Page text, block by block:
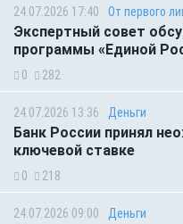
24.07.2026 17:40 От первого
Экспертный совет
программы «Единой
0 282
24.07.2026 13:36 Деньги
Банк России принял
ключевой ставке
0 218
24.07.2026 09:00 Деньги